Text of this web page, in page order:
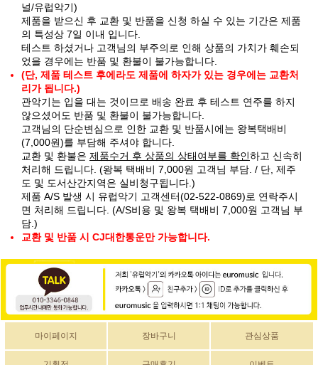
널/유럽악기)
제품을 받으신 후 교환 및 반품을 신청 하실 수 있는 기간은 제품
의 특성상 7일 이내 입니다.
테스트 하셨거나 고객님의 부주의로 인해 상품의 가치가 훼손되
었을 경우에는 반품 및 환불이 불가능합니다.
(단, 제품 테스트 후에라도 제품에 하자가 있는 경우에는 교환처
리가 됩니다.)
관악기는 입을 대는 것이므로 배송 완료 후 테스트 연주를 하지
않으셨어도 반품 및 환불이 불가능합니다.
고객님의 단순변심으로 인한 교환 및 반품시에는 왕복택배비
(7,000원)를 부담해 주셔야 합니다.
교환 및 환불은 제품수거 후 상품의 상태여부를 확인하고 신속히
처리해 드립니다. (왕복 택배비 7,000원 고객님 부담. / 단, 제주
도 및 도서산간지역은 실비청구됩니다.)
제품 A/S 발생 시 유럽악기 고객센터(02-522-0869)로 연락주시
면 처리해 드립니다. (A/S비용 및 왕복 택배비 7,000원 고객님 부
담.)
교환 및 반품 시 CJ대한통운만 가능합니다.
마이페이지 장바구니 관심상품